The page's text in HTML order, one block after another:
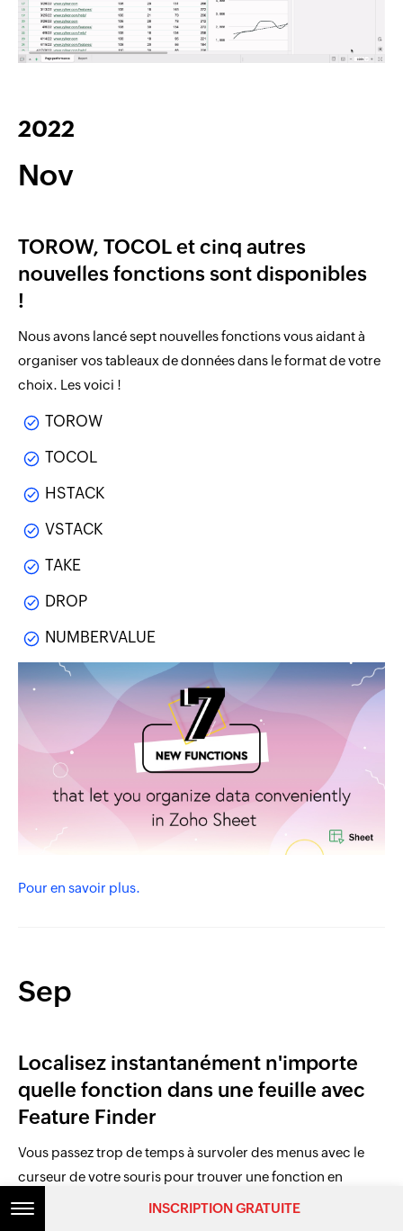
2022
Nov
TOROW, TOCOL et cinq autres
nouvelles fonctions sont disponibles
!
Nous avons lancé sept nouvelles fonctions vous aidant à
organiser vos tableaux de données dans le format de votre
choix. Les voici !
TOROW
TOCOL
HSTACK
VSTACK
TAKE
DROP
NUMBERVALUE
Pour en savoir plus.
Sep
Localisez instantanément n'importe
quelle fonction dans une feuille avec
Feature Finder
Vous passez trop de temps à survoler des menus avec le
curseur de votre souris pour trouver une fonction en
particulier ? Avec l'outil de recherche de fonction Feature
INSCRIPTION GRATUITE